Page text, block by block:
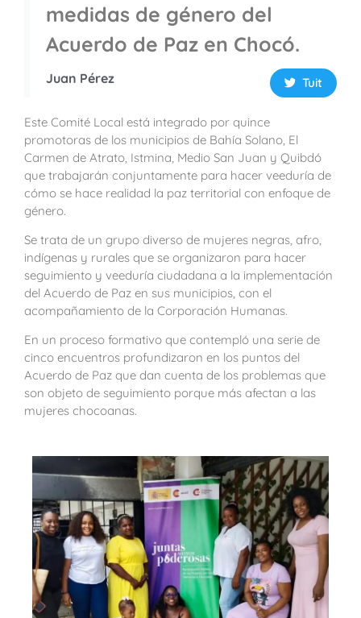
medidas de género del
Acuerdo de Paz en Chocó.
Juan Pérez Tuit
Este Comité Local está integrado por quince
promotoras de los municipios de Bahía Solano, El
Carmen de Atrato, Istmina, Medio San Juan y Quibdó
que trabajarán conjuntamente para hacer veeduría de
cómo se hace realidad la paz territorial con enfoque de
género.
Se trata de un grupo diverso de mujeres negras, afro,
indígenas y rurales que se organizaron para hacer
seguimiento y veeduría ciudadana a la implementación
del Acuerdo de Paz en sus municipios, con el
acompañamiento de la Corporación Humanas.
En un proceso formativo que contempló una serie de
cinco encuentros profundizaron en los puntos del
Acuerdo de Paz que dan cuenta de los problemas que
son objeto de seguimiento porque más afectan a las
mujeres chocoanas.